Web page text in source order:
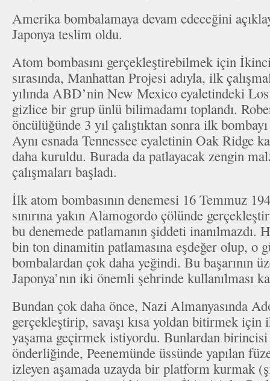
Amerika bombalamaya devam edeceğini
Japonya teslim oldu.
Atom bombasını gerçekleştirebilmek için
sırasında, Manhattan Projesi adıyla, ilk
yılında ABD’nin New Mexico eyaletindeki
gizlice bir grup ünlü bilimadamı toplandı.
öncülüğünde 3 yıl çalıştıktan sonra ilk
Aynı esnada Tennessee eyaletinin Oak Ridge
daha kuruldu. Burada da patlayacak zengin
çalışmaları başladı.
İlk atom bombasının denemesi 16 Temmuz
sınırına yakın Alamogordo çölünde
bu denemede patlamanın şiddeti inanılmazdı.
bin ton dinamitin patlamasına eşdeğer olup, o
bombalardan çok daha yeğindi. Bu başarının
Japonya’nın iki önemli şehrinde kullanılması
Bundan çok daha önce, Nazi Almanyasında
gerçekleştirip, savaşı kısa yoldan bitirmek
yaşama geçirmek istiyordu. Bunlardan
önderliğinde, Peenemünde üssünde yapılan
izleyen aşamada uzayda bir platform kurmak